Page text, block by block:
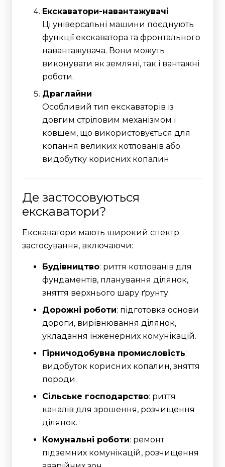
Екскаватори-навантажувачі
Ці універсальні машини поєднують
функції екскаватора та фронтального
навантажувача. Вони можуть
виконувати як земляні, так і вантажні
роботи.
Драглайни
Особливий тип екскаваторів із
довгим стріловим механізмом і
ковшем, що використовується для
копання великих котлованів або
видобутку корисних копалин.
Де застосовуються
екскаватори?
Екскаватори мають широкий спектр
застосування, включаючи:
Будівництво: риття котлованів для
фундаментів, планування ділянок,
зняття верхнього шару ґрунту.
Дорожні роботи: підготовка основи
дороги, вирівнювання ділянок,
укладання інженерних комунікацій.
Гірничодобувна промисловість:
видобуток корисних копалин, зняття
породи.
Сільське господарство: риття
каналів для зрошення, розчищення
ділянок.
Комунальні роботи: ремонт
підземних комунікацій, розчищення